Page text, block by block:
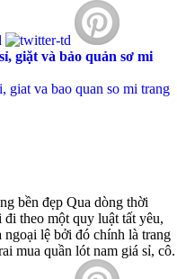
giặt và bảo quản sơ mi
bền đẹp Qua dòng thời
theo một quy luật tất yêu,
lệ bởi đó chính là trang
mua quần lót nam giá sỉ, cô.